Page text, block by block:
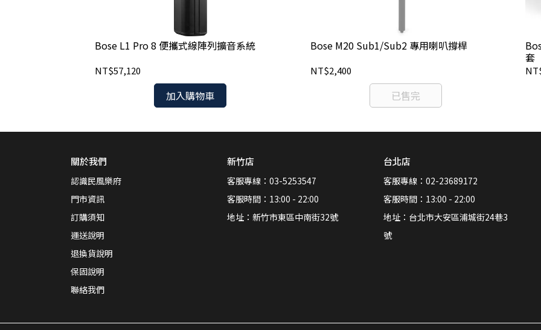
Bose L1 Pro 8 便攜式線陣列擴音系統
NT$57,120
加入購物車
Bose M20 Sub1/Sub2 專用喇叭撐桿
NT$2,400
已售完
套
關於我們
認識民風樂府
門市資訊
訂購須知
運送說明
退換貨說明
保固說明
聯絡我們
新竹店
客服專線：03-5253547
客服時間：13:00 - 22:00
地址：新竹市東區中南街32號
台北店
客服專線：02-23689172
客服時間：13:00 - 22:00
地址：台北市大安區浦城街24巷3
號